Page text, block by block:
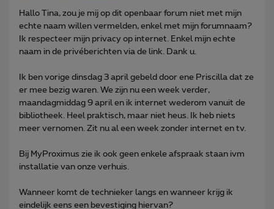
Hallo Tina, zou je mij op dit openbaar forum niet met mijn
echte naam willen vermelden, enkel met mijn forumnaam?
Ik respecteer mijn privacy op internet. Enkel mijn echte
naam in de privéberichten via de link. Dank u.
Ik ben vorige dinsdag 3 april gebeld door ene Priscilla dat ze
er mee bezig waren. We zijn nu een week verder,
maandagmiddag 9 april en ik internet wederom vanuit de
bibliotheek. Heel praktisch, maar niet heus. Ik heb niets
meer vernomen. Zit nu al een week zonder internet en tv.
Bij MyProximus zie ik ook geen enkele afspraak staan ivm
installatie van onze verhuis.
Wanneer komt de technieker langs en wanneer krijg ik
eindelijk eens een bevestiging hiervan?